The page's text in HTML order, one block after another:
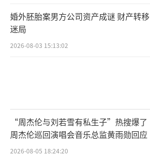
婚外胚胎案男方公司资产成谜 财产转移
迷局
2026-08-03 15:13:02
“周杰伦与刘若雪有私生子”热搜爆了
周杰伦巡回演唱会音乐总监黄雨勋回应
2026-08-05 18:24:20